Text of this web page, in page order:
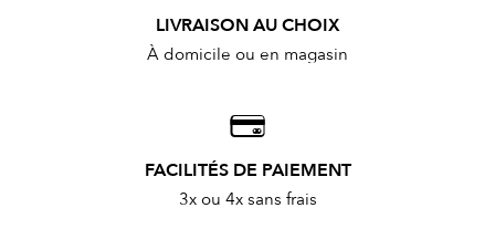
LIVRAISON AU CHOIX
À domicile ou en magasin
FACILITÉS DE PAIEMENT
3x ou 4x sans frais